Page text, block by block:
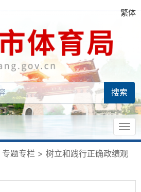
繁体
专题专栏 > 树立和践行正确政绩观